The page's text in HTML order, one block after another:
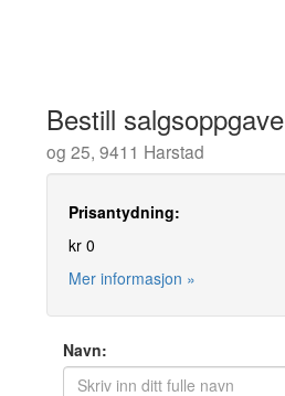
Bestill salgsoppgave
og 25, 9411 Harstad
Prisantydning:
kr 0
Mer informasjon »
Navn: